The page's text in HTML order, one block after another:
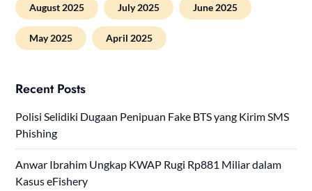
August 2025 July 2025 June 2025
May 2025 April 2025
Recent Posts
Polisi Selidiki Dugaan Penipuan Fake BTS yang Kirim SMS
Phishing
Anwar Ibrahim Ungkap KWAP Rugi Rp881 Miliar dalam
Kasus eFishery